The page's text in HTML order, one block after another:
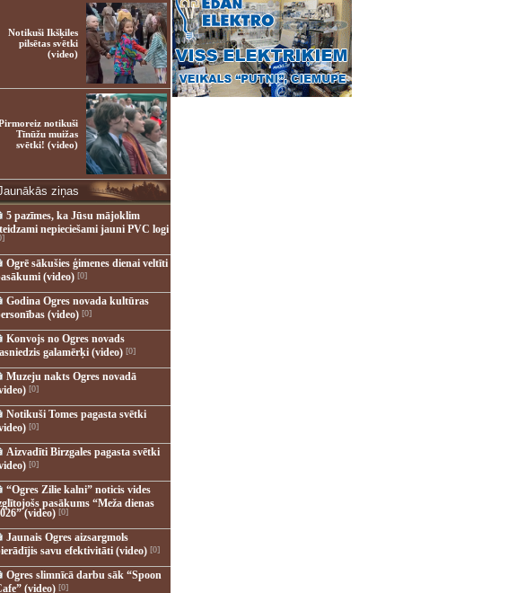
Notikuši Ikšķiles
pilsētas svētki
(video)
notikuši
Tīnūžu muižas
svētki! (video)
ziņas
5 pazīmes, ka Jūsu mājoklim
nepieciešami jauni PVC logi
Ogrē sākušies ģimenes dienai veltīti
(video)[0]
Godina Ogres novada kultūras
(video)[0]
Konvojs no Ogres novads
galamērķi (video)[0]
Muzeju nakts Ogres novadā
[0]
Notikuši Tomes pagasta svētki
[0]
Aizvadīti Birzgales pagasta svētki
[0]
“Ogres Zilie kalni” noticis vides
pasākums “Meža dienas
(video)[0]
Jaunais Ogres aizsargmols
savu efektivitāti (video)[0]
Ogres slimnīcā darbu sāk “Spoon
(video)[0]